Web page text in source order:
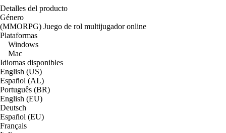
Detalles del producto
Género
(MMORPG) Juego de rol multijugador online
Plataformas
Windows
Mac
Idiomas disponibles
English (US)
Español (AL)
Português (BR)
English (EU)
Deutsch
Español (EU)
Français